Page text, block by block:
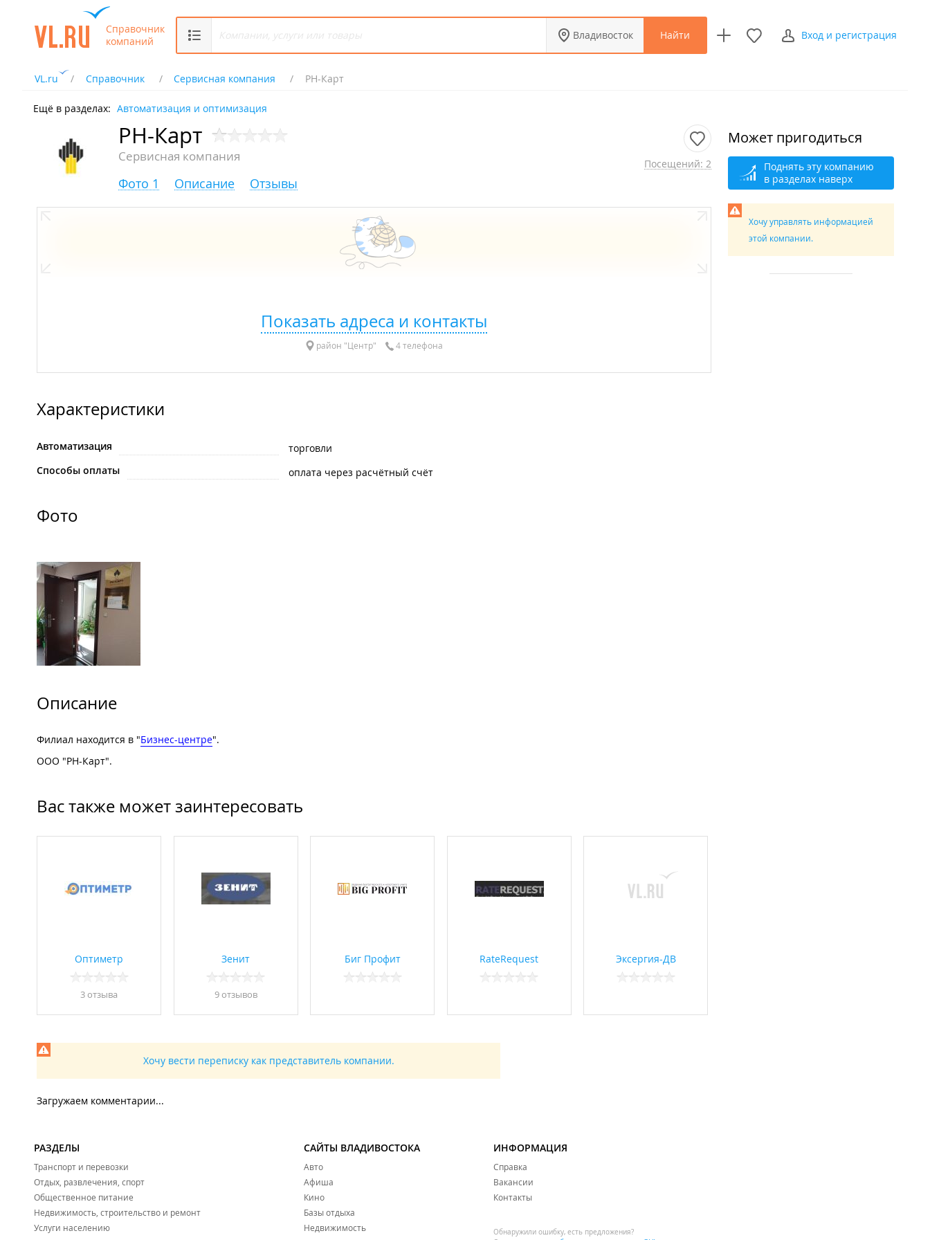
Справочник
компаний
Владивосток Найти Вход и регистрация
VL.ru Справочник Сервисная компания РН-Карт
Ещё в разделах: Автоматизация и оптимизация
РН-Карт
Сервисная компания Посещений: 2
Фото 1 Описание Отзывы
Показать адреса и контакты
район "Центр" 4 телефона
Характеристики
Автоматизация
торговли
Способы оплаты
оплата через расчётный счёт
Фото
Описание
Филиал находится в "Бизнес-центре".
ООО "РН-Карт".
Вас также может заинтересовать
Оптиметр
3 отзывa
Зенит
9 отзывов
Биг Профит RateRequest Эксергия-ДВ
Хочу вести переписку как представитель компании.
Загружаем комментарии...
Может пригодиться
Поднять эту компанию
в разделах наверх
Хочу управлять информацией
этой компании.
РАЗДЕЛЫ
Транспорт и перевозки
Отдых, развлечения, спорт
Общественное питание
Недвижимость, строительство и ремонт
Услуги населению
САЙТЫ ВЛАДИВОСТОКА
Авто
Афиша
Кино
Базы отдыха
Недвижимость
ИНФОРМАЦИЯ
Справка
Вакансии
Контакты
Обнаружили ошибку, есть предложения?